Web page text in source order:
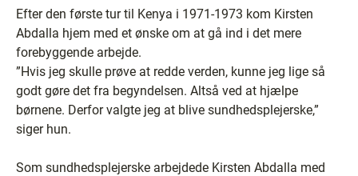
Efter den første tur til Kenya i 1971-1973 kom Kirsten
Abdalla hjem med et ønske om at gå ind i det mere
forebyggende arbejde.
”Hvis jeg skulle prøve at redde verden, kunne jeg lige så
godt gøre det fra begyndelsen. Altså ved at hjælpe
børnene. Derfor valgte jeg at blive sundhedsplejerske,”
siger hun.
Som sundhedsplejerske arbejdede Kirsten Abdalla med